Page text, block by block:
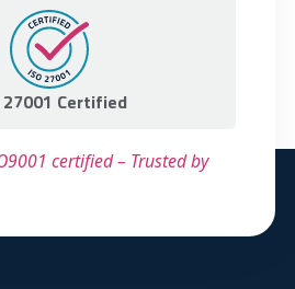
27001 Certified
certified – Trusted by